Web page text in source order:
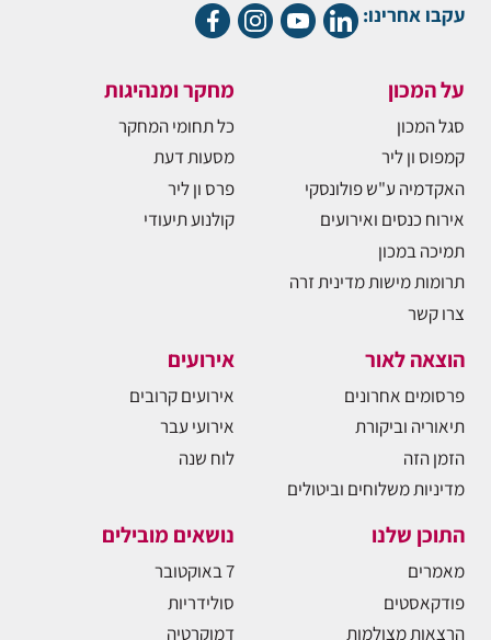
עקבו אחרינו:
על המכון
סגל המכון
קמפוס ון ליר
האקדמיה ע"ש פולונסקי
אירוח כנסים ואירועים
תמיכה במכון
תרומות מישות מדינית זרה
צרו קשר
מחקר ומנהיגות
כל תחומי המחקר
מסעות דעת
פרס ון ליר
קולנוע תיעודי
הוצאה לאור
פרסומים אחרונים
תיאוריה וביקורת
הזמן הזה
מדיניות משלוחים וביטולים
אירועים
אירועים קרובים
אירועי עבר
לוח שנה
התוכן שלנו
מאמרים
פודקאסטים
הרצאות מצולמות
נושאים מובילים
7 באוקטובר
סולידריות
דמוקרטיה